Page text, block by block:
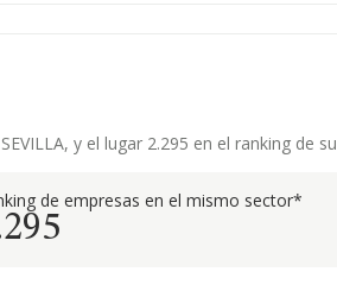
y el lugar 2.295 en el ranking de su
de empresas en el mismo sector*